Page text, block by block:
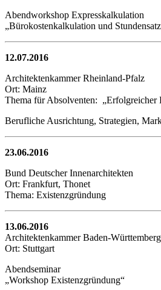
Abendworkshop Expresskalkulation
„Bürokostenkalkulation und
12.07.2016
Architektenkammer Rheinland-Pfalz
Ort: Mainz
Thema für Absolventen: „Erfolgreicher
Berufliche Ausrichtung, Strategien,
23.06.2016
Bund Deutscher Innenarchitekten
Ort: Frankfurt, Thonet
Thema: Existenzgründung
13.06.2016
Architektenkammer Baden-Württemberg
Ort: Stuttgart
Abendseminar
„Workshop Existenzgründung“